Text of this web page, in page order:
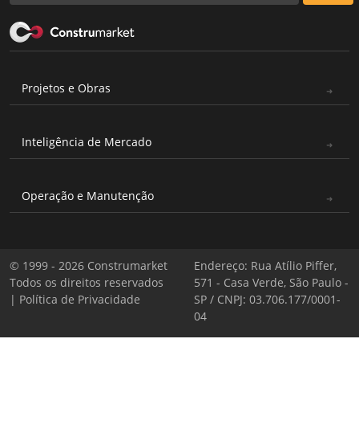
Projetos e Obras
Inteligência de Mercado
Operação e Manutenção
© 1999 - 2026 Construmarket
Todos os direitos reservados
| Política de Privacidade
Endereço: Rua Atílio Piffer,
571 - Casa Verde, São Paulo -
SP / CNPJ: 03.706.177/0001-
04